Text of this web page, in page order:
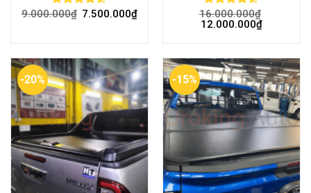
Rated4.51
9.000.000₫ 7.500.000₫
Rated
4.49out
16.000.000₫
12.000.000₫
-20% -15%